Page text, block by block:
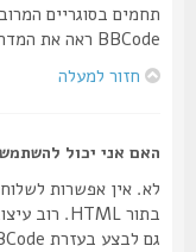
תחמים בסוגריים
BBCode ראה את המדריך אליו ניתן לגשת מעמוד השליחה.
חזור למעלה
האם אני יכול להשתמש ב HTML?
גם לבצע בעזרת BBCode במקום.